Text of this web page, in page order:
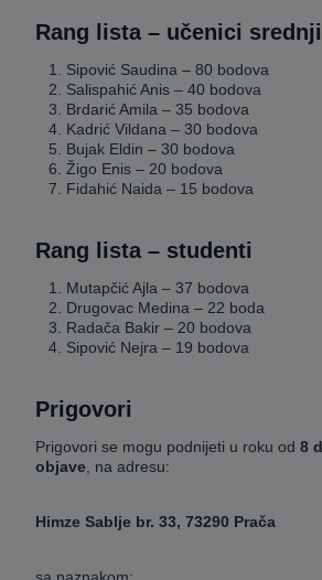
Rang lista – učenici
Sipović Saudina – 80 bodova
Salispahić Anis – 40 bodova
Brdarić Amila – 35 bodova
Kadrić Vildana – 30 bodova
Bujak Eldin – 30 bodova
Žigo Enis – 20 bodova
Fidahić Naida – 15 bodova
Rang lista – studenti
Mutapčić Ajla – 37 bodova
Drugovac Medina – 22 boda
Radača Bakir – 20 bodova
Sipović Nejra – 19 bodova
Prigovori
Prigovori se mogu podnijeti u roku od 8
objave, na adresu:
Himze Sablje br. 33, 73290 Prača